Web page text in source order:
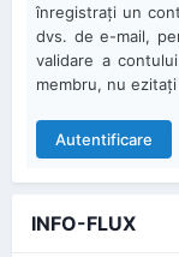
înregistraţi un
dvs. de e-mail,
validare a
membru, nu
Autentificare
INFO-FLUX